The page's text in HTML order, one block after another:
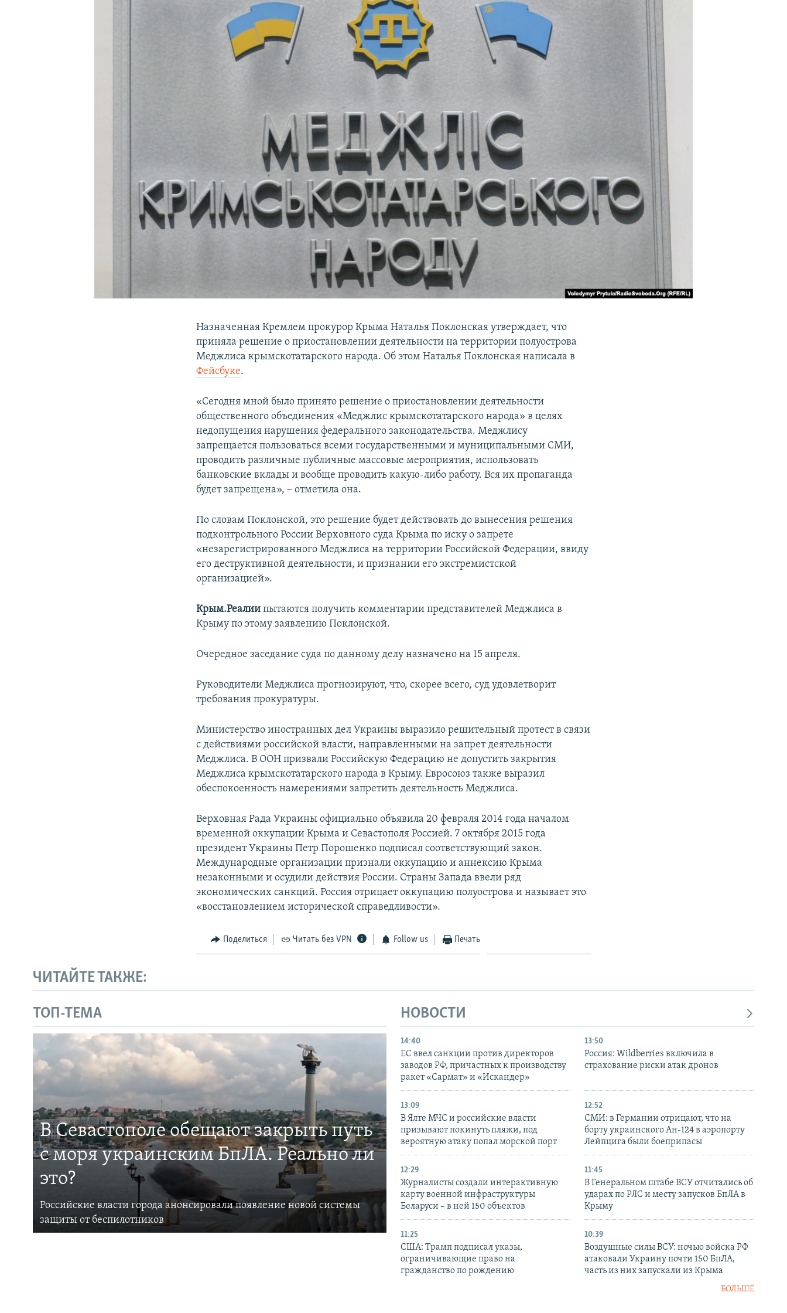
Назначенная Кремлем прокурор Крыма Наталья Поклонская утверждает, что
приняла решение о приостановлении деятельности на территории полуострова
Меджлиса крымскотатарского народа. Об этом Наталья Поклонская написала в
Фейсбуке.
«Сегодня мной было принято решение о приостановлении деятельности
общественного объединения «Меджлис крымскотатарского народа» в целях
недопущения нарушения федерального законодательства. Меджлису
запрещается пользоваться всеми государственными и муниципальными СМИ,
проводить различные публичные массовые мероприятия, использовать
банковские вклады и вообще проводить какую-либо работу. Вся их пропаганда
будет запрещена», – отметила она.
По словам Поклонской, это решение будет действовать до вынесения решения
подконтрольного России Верховного суда Крыма по иску о запрете
«незарегистрированного Меджлиса на территории Российской Федерации, ввиду
его деструктивной деятельности, и признании его экстремистской
организацией».
Крым.Реалии пытаются получить комментарии представителей Меджлиса в
Крыму по этому заявлению Поклонской.
Очередное заседание суда по данному делу назначено на 15 апреля.
Руководители Меджлиса прогнозируют, что, скорее всего, суд удовлетворит
требования прокуратуры.
Министерство иностранных дел Украины выразило решительный протест в связи
с действиями российской власти, направленными на запрет деятельности
Меджлиса. В ООН призвали Российскую Федерацию не допустить закрытия
Меджлиса крымскотатарского народа в Крыму. Евросоюз также выразил
обеспокоенность намерениями запретить деятельность Меджлиса.
Верховная Рада Украины официально объявила 20 февраля 2014 года началом
временной оккупации Крыма и Севастополя Россией. 7 октября 2015 года
президент Украины Петр Порошенко подписал соответствующий закон.
Международные организации признали оккупацию и аннексию Крыма
незаконными и осудили действия России. Страны Запада ввели ряд
экономических санкций. Россия отрицает оккупацию полуострова и называет это
«восстановлением исторической справедливости».
Поделиться Читать без VPN Follow us Печать
ЧИТАЙТЕ ТАКЖЕ:
ТОП-ТЕМА
В Севастополе обещают закрыть путь
с моря украинским БпЛА. Реально ли
это?
Российские власти города анонсировали появление новой системы
защиты от беспилотников
НОВОСТИ
14:40
ЕС ввел санкции против директоров
заводов РФ, причастных к производству
ракет «Сармат» и «Искандер»
13:50
Россия: Wildberries включила в
страхование риски атак дронов
13:09
В Ялте МЧС и российские власти
призывают покинуть пляжи, под
вероятную атаку попал морской порт
12:52
СМИ: в Германии отрицают, что на
борту украинского Ан-124 в аэропорту
Лейпцига были боеприпасы
12:29
Журналисты создали интерактивную
карту военной инфраструктуры
Беларуси – в ней 150 объектов
11:45
В Генеральном штабе ВСУ отчитались об
ударах по РЛС и месту запусков БпЛА в
Крыму
11:25
США: Трамп подписал указы,
ограничивающие право на
гражданство по рождению
10:39
Воздушные силы ВСУ: ночью войска РФ
атаковали Украину почти 150 БпЛА,
часть из них запускали из Крыма
БОЛЬШЕ